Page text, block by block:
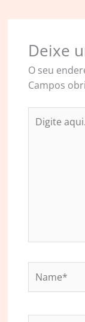
Deixe
O seu
Campos
aqui...